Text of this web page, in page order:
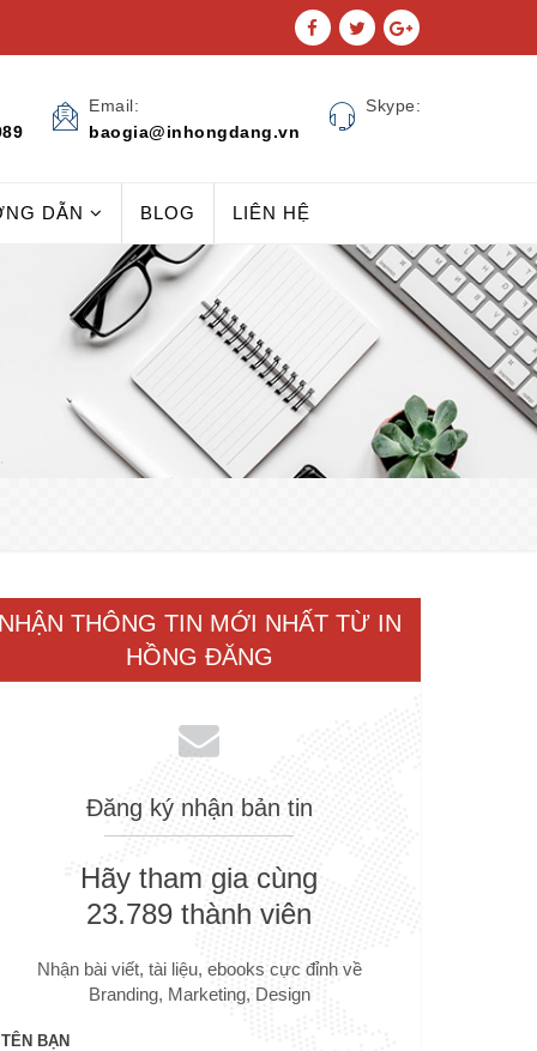
Email:
baogia@inhongdang.vn
Skype:
DẪN BLOG LIÊN HỆ
THÔNG TIN MỚI NHẤT TỪ IN
HỒNG ĐĂNG
Đăng ký nhận bản tin
Hãy tham gia cùng
23.789 thành viên
Nhận bài viết, tài liệu, ebooks cực đỉnh về
Branding, Marketing, Design
TÊN BẠN